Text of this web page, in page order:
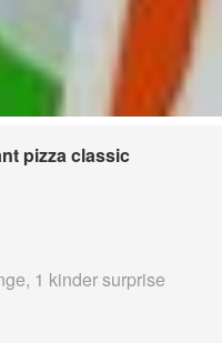
pizza classic
1 kinder surprise